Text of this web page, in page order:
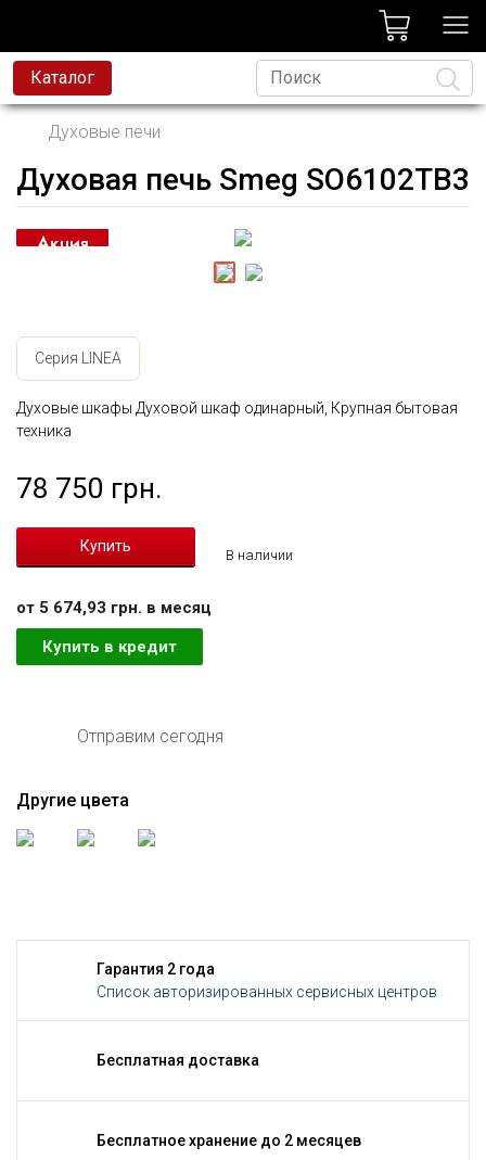
Каталог
Язык
Духовые печи
Духовая печь Smeg SO6102TB3
Серия LINEA
Духовые шкафы Духовой шкаф одинарный, Крупная бытовая
техника
78 750 грн.
В наличии
от 5 674,93 грн. в месяц
Купить в кредит
Отправим сегодня
Другие цвета
Гарантия 2 года
Список авторизированных сервисных центров
Бесплатная доставка
Бесплатное хранение до 2 месяцев